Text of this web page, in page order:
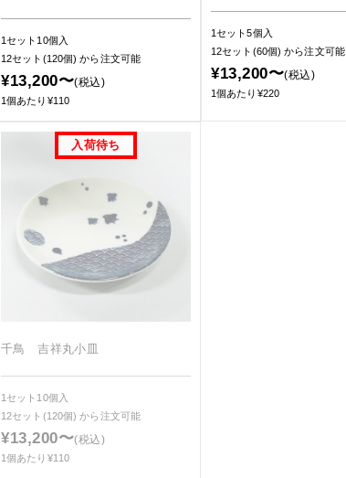
1セット10個入
12セット(120個)から注文可能
¥13,200〜(税込)
1個あたり¥110
1セット5個入
12セット(60個)から注文可能
¥13,200〜(税込)
1個あたり¥220
千鳥 吉祥丸小皿
1セット10個入
12セット(120個)から注文可能
¥13,200〜(税込)
1個あたり¥110